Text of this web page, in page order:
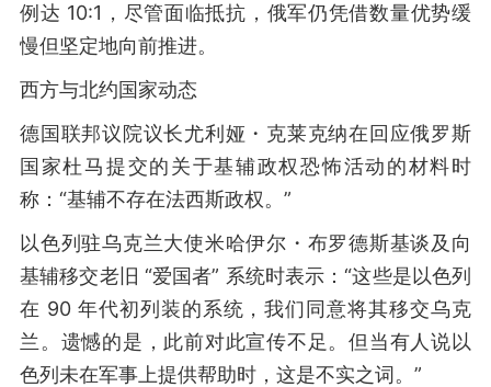
例达 10:1，尽管面临抵抗，俄军仍凭借数量优势缓
慢但坚定地向前推进。
西方与北约国家动态
德国联邦议院议长尤利娅・克莱克纳在回应俄罗斯
国家杜马提交的关于基辅政权恐怖活动的材料时
称：“基辅不存在法西斯政权。”
以色列驻乌克兰大使米哈伊尔・布罗德斯基谈及向
基辅移交老旧 “爱国者” 系统时表示：“这些是以色列
在 90 年代初列装的系统，我们同意将其移交乌克
兰。遗憾的是，此前对此宣传不足。但当有人说以
色列未在军事上提供帮助时，这是不实之词。”